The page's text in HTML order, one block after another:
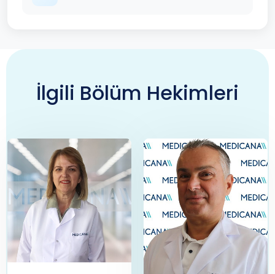
İlgili Bölüm Hekimleri